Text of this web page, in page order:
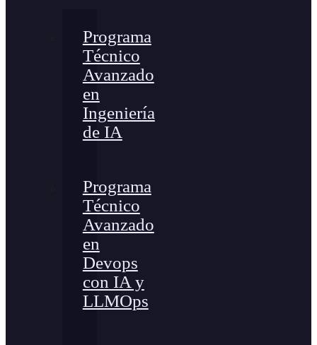
Programa
Técnico
Avanzado
en
Ingeniería
de IA
Programa
Técnico
Avanzado
en
Devops
con IA y
LLMOps